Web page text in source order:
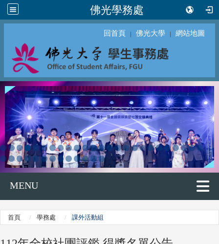
佛光學務處
回首頁 ｜ 佛光大學 ｜ 網站地圖
MENU
首頁 學務處 課外活動組